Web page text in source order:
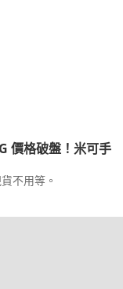
價格破盤！米可手
不用等。